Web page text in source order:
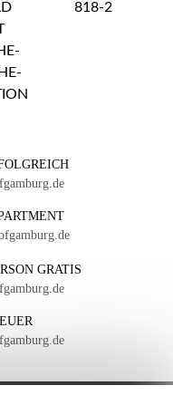
GRATIS